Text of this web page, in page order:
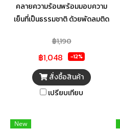
คลายความร้อนพร้อมมอบความ
เย็นที่เป็นธรรมชาติ ด้วยพัดลมติด
พัดลมแบบติดผนัง 3 ใบพัด
กระจายแรงลมได้อย่างทั่วถึง ใช้
งานได้ง่ายด้วยสายเชือกสำหรับ
ดึง สามารถปรับแรงลมได้ 3 ระดับ
ผลิตจากวัสดุคุณภาพสูง ทนทาน
ปลอดภัยที่ได้มาตรฐาน ป้องกัน
฿1,190
฿1,048 -12%
สั่งซื้อสินค้า
เปรียบเทียบ
New